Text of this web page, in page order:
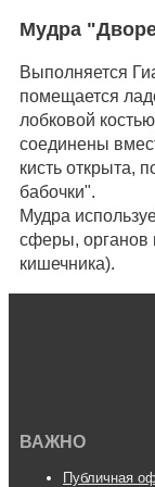
Мудра
Выполняется
помещается
лобковой
соединены
кисть открыта,
бабочки".
Мудра
сферы, органов
кишечника).
ВАЖНО
Публичная